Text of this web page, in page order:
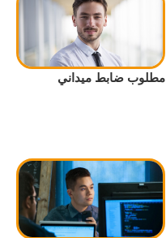
مطلوب ضابط ميداني